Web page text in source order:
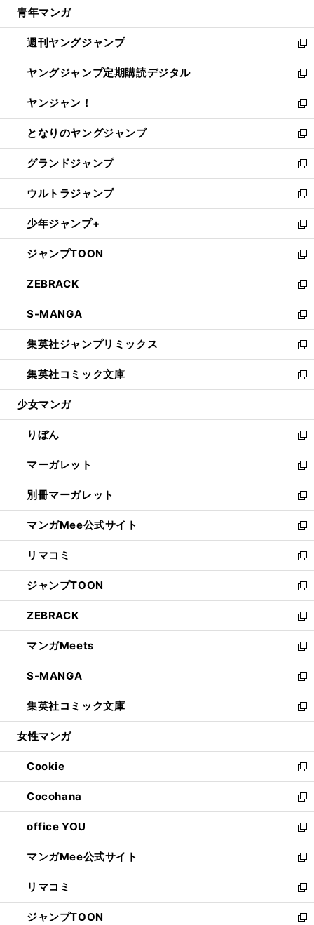
開
く
ウ
で
開
く
ン
ド
ウ
で
開
く
ウ
ィ
ン
ド
ウ
で
開
く
青年マンガ
週刊ヤングジャンプ
新
し
い
ウ
ィ
ン
ド
ウ
で
開
く
ヤングジャンプ定期購読デジタル
新
し
い
ウ
ィ
ン
ド
ウ
で
開
く
ヤンジャン！
新
し
い
ウ
ィ
ン
ド
ウ
で
開
く
となりのヤングジャンプ
新
し
い
ウ
ィ
ン
ド
ウ
で
開
く
グランドジャンプ
新
し
い
ウ
ィ
ン
ド
ウ
で
開
く
ウルトラジャンプ
新
し
い
ウ
ィ
ン
ド
ウ
で
開
く
少年ジャンプ+
新
し
い
ウ
ィ
ン
ド
ウ
で
開
く
ジャンプTOON
新
し
い
ウ
ィ
ン
ド
ウ
で
開
ZEBRACK
新
し
い
ウ
ィ
ン
ド
ウ
開
く
S-MANGA
新
し
い
ウ
ィ
ン
ウ
で
開
く
集英社ジャンプリミックス
新
し
い
ウ
ン
ド
ウ
で
開
く
集英社コミック文庫
新
し
ウ
ィ
ン
ド
ウ
で
開
く
少女マンガ
りぼん
新
し
い
ウ
ィ
ン
ド
ウ
で
開
く
マーガレット
新
し
い
ウ
ィ
ン
ド
ウ
で
開
く
別冊マーガレット
新
し
い
ウ
ィ
ン
ド
ウ
で
開
く
マンガMee公式サイト
新
し
い
ウ
ィ
ン
ド
ウ
で
開
く
リマコミ
新
し
い
ウ
ィ
ン
ド
ウ
で
開
く
ジャンプTOON
新
し
い
ウ
ィ
ン
ド
ウ
で
開
ZEBRACK
新
し
い
ウ
ィ
ン
ド
ウ
開
く
マンガMeets
新
し
い
ウ
ィ
ン
ウ
で
開
く
S-MANGA
新
し
い
ウ
ン
ド
ウ
で
開
く
集英社コミック文庫
新
し
ウ
ィ
ン
ド
ウ
で
開
く
女性マンガ
Cookie
新
し
い
ウ
ィ
ン
ド
ウ
で
開
く
Cocohana
新
し
い
ウ
ィ
ン
ド
ウ
で
office YOU
新
し
い
ウ
ィ
ン
ド
マンガMee公式サイト
新
し
い
ウ
ィ
リマコミ
新
し
い
ジャンプTOON 新